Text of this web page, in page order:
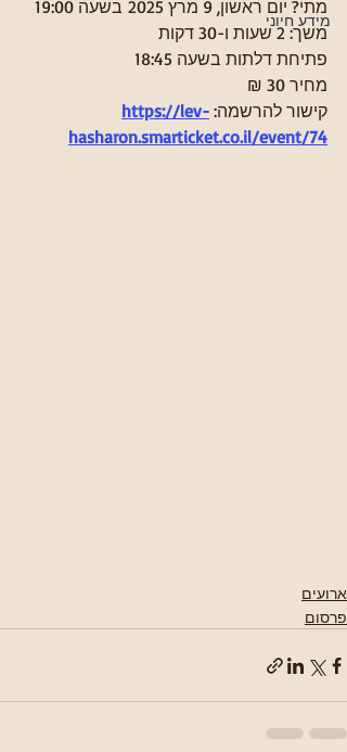
מידע חיוני
מתי? יום ראשון, 9 מרץ 2025 בשעה 19:00
משך: 2 שעות ו-30 דקות
פתיחת דלתות בשעה 18:45
מחיר 30 ₪
קישור להרשמה: https://lev-
hasharon.smarticket.co.il/event/74
ארועים
פרסום